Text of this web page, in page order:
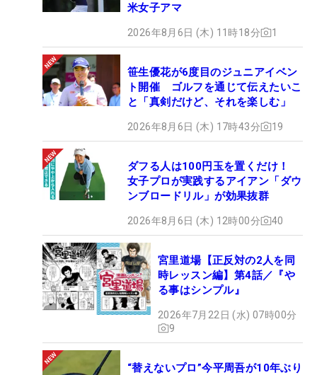
米女子アマ
2026年8月6日 (木) 11時18分 1
笹生優花が6度目のジュニアイベン
ト開催 ゴルフを通じて伝えたいこ
と「真剣だけど、それを楽しむ」
2026年8月6日 (木) 17時43分 19
ダフる人は100円玉を置くだけ！
女子プロが実践するアイアン「ダウ
ンブロードリル」が効果抜群
2026年8月6日 (木) 12時00分 40
宮里道場【正反対の2人を同
時レッスン編】第4話／『や
る事はシンプル』
2026年7月22日 (水) 07時00分
9
“替えないプロ”今平周吾が10年ぶり